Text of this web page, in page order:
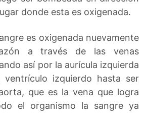
donde esta es oxigenada.
es oxigenada nuevamente
a través de las venas
así por la aurícula izquierda
izquierdo hasta ser
que es la vena que logra
el organismo la sangre ya